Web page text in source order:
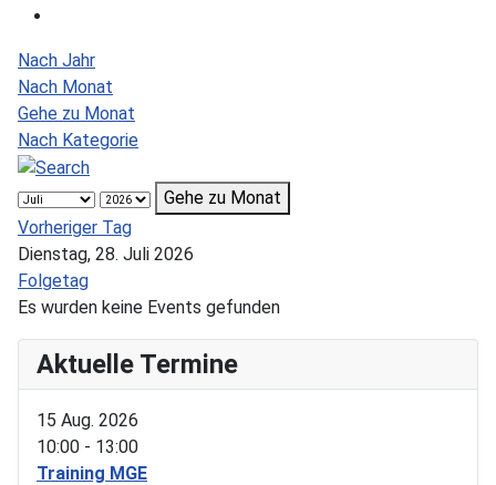
Nach Jahr
Nach Monat
Gehe zu Monat
Nach Kategorie
Gehe zu Monat
Vorheriger Tag
Dienstag, 28. Juli 2026
Folgetag
Es wurden keine Events gefunden
Aktuelle Termine
15 Aug. 2026
10:00 - 13:00
Training MGE